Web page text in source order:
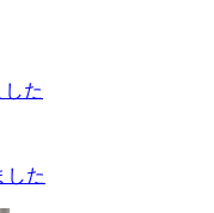
た
した